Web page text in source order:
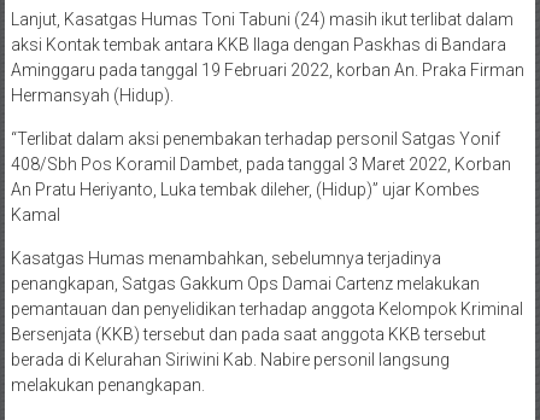
Lanjut, Kasatgas Humas Toni Tabuni (24) masih ikut terlibat dalam
aksi Kontak tembak antara KKB Ilaga dengan Paskhas di Bandara
Aminggaru pada tanggal 19 Februari 2022, korban An. Praka Firman
Hermansyah (Hidup).
“Terlibat dalam aksi penembakan terhadap personil Satgas Yonif
408/Sbh Pos Koramil Dambet, pada tanggal 3 Maret 2022, Korban
An Pratu Heriyanto, Luka tembak dileher, (Hidup)” ujar Kombes
Kamal
Kasatgas Humas menambahkan, sebelumnya terjadinya
penangkapan, Satgas Gakkum Ops Damai Cartenz melakukan
pemantauan dan penyelidikan terhadap anggota Kelompok Kriminal
Bersenjata (KKB) tersebut dan pada saat anggota KKB tersebut
berada di Kelurahan Siriwini Kab. Nabire personil langsung
melakukan penangkapan.